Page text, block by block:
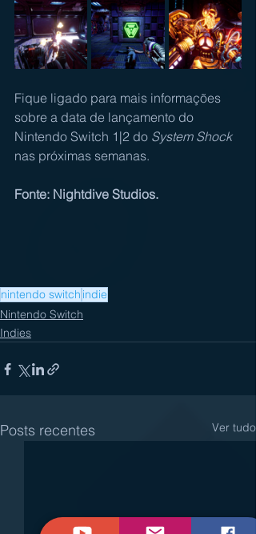
Fique ligado para mais informações
sobre a data de lançamento do
Nintendo Switch 1|2 do System Shock
nas próximas semanas.
Fonte: Nightdive Studios.
nintendo switch indie
Nintendo Switch
Indies
Posts recentes Ver tudo